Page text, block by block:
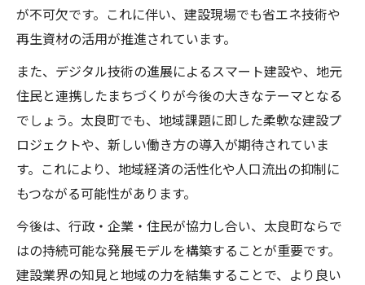
が不可欠です。これに伴い、建設現場でも省エネ技術や
再生資材の活用が推進されています。
また、デジタル技術の進展によるスマート建設や、地元
住民と連携したまちづくりが今後の大きなテーマとなる
でしょう。太良町でも、地域課題に即した柔軟な建設プ
ロジェクトや、新しい働き方の導入が期待されていま
す。これにより、地域経済の活性化や人口流出の抑制に
もつながる可能性があります。
今後は、行政・企業・住民が協力し合い、太良町ならで
はの持続可能な発展モデルを構築することが重要です。
建設業界の知見と地域の力を結集することで、より良い